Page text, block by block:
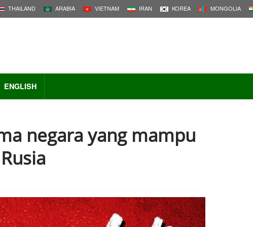
THAILAND ARABIA VIETNAM IRAN KOREA MONGOLIA
ENGLISH
negara yang mampu